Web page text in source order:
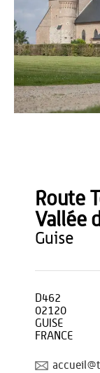
Route
Vallée
guise
D462
02120
GUISE
FRANCE